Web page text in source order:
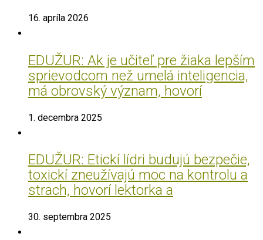
16. apríla 2026
EDUŽUR: Ak je učiteľ pre žiaka lepším
sprievodcom než umelá inteligencia,
má obrovský význam, hovorí
1. decembra 2025
EDUŽUR: Etickí lídri budujú bezpečie,
toxickí zneužívajú moc na kontrolu a
strach, hovorí lektorka a
30. septembra 2025